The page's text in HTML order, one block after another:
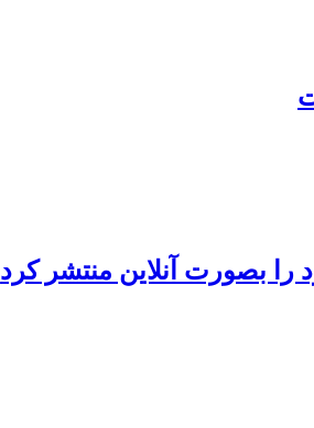
بصورت آنلاین منتشر کرد